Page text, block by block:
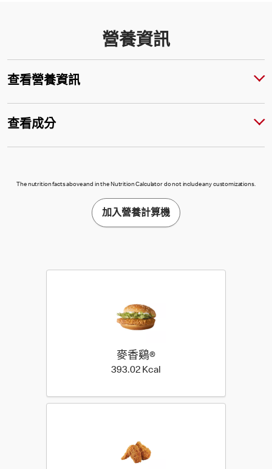
營養資訊
查看營養資訊
查看成分
The nutrition facts above and in the Nutrition Calculator do not include any customizations.
加入營養計算機
麥香鷄®
393.02 Kcal